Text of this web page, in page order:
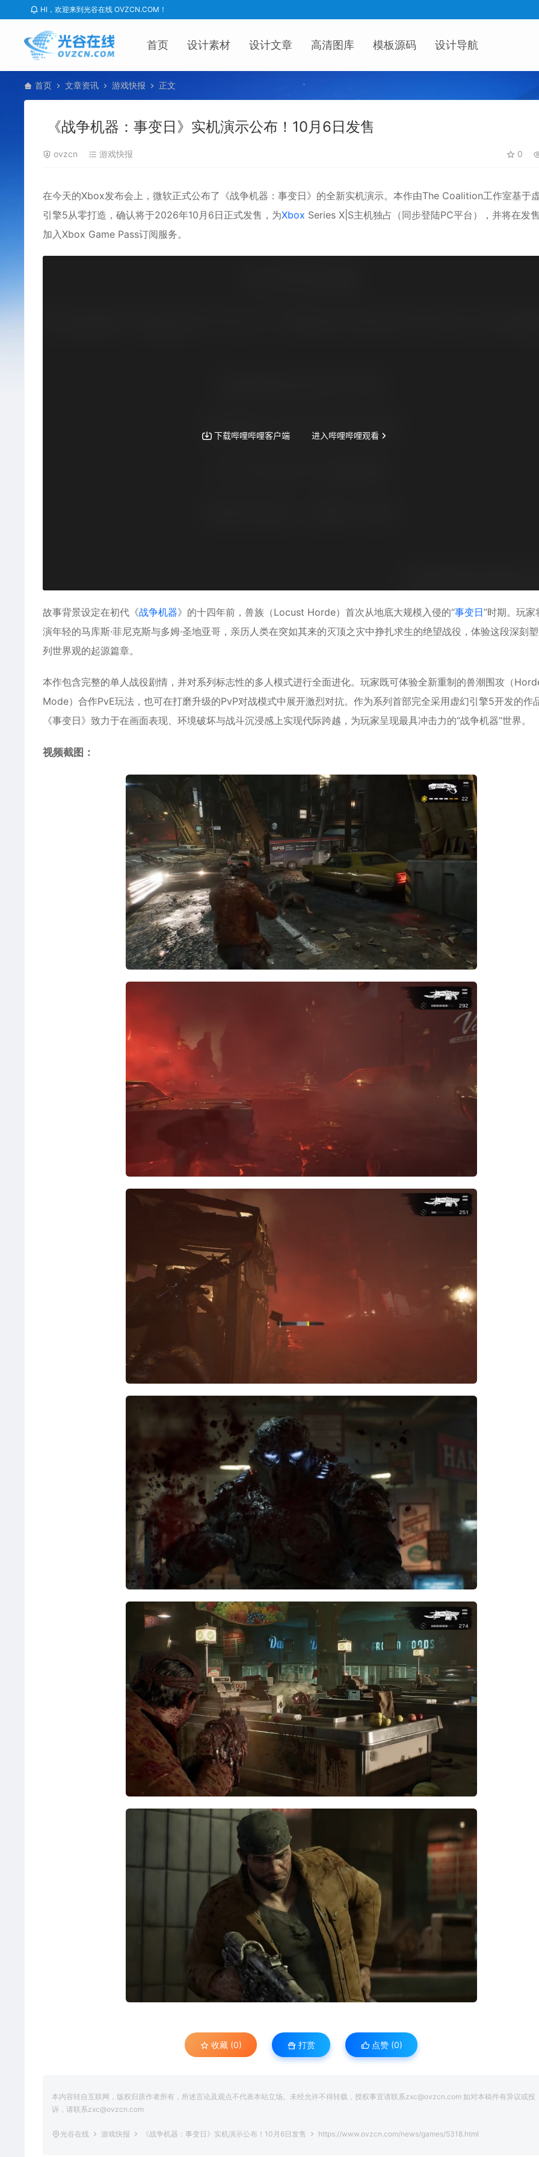
HI，欢迎来到光谷在线 OVZCN.COM！
首页 设计素材 设计文章 高清图库 模板源码 设计导航
首页 文章资讯 游戏快报 正文
《战争机器：事变日》实机演示公布！10月6日发售
ovzcn 游戏快报 0
在今天的Xbox发布会上，微软正式公布了《战争机器 ： 事变日 》的全新实机演示。本作由The Coalition工作室基于
引擎5从零打造，确认将于2026年10月6日正式发售，为Xbox Series X|S主机独占（同步登陆PC平台），并将在发
加入Xbox Game Pass订阅服务。
故事背景设定在初代《战争机器》的十四年前，兽族（Locust Horde）首次从地底大规模入侵的“事变日”时期。玩家
演年轻的马库斯·菲尼克斯与多姆·圣地亚哥，亲历人类在突如其来的灭顶之灾中挣扎求生的绝望战役，体验这段深刻
列世界观的起源篇章。
本作包含完整的单人战役剧情，并对系列标志性的多人模式进行全面进化。玩家既可体验全新重制的兽潮围攻（
Mode）合作PvE玩法，也可在打磨升级的PvP对战模式中展开激烈对抗。作为系列首部完全采用虚幻引擎5开发的作
《事变日》致力于在画面表现、环境破坏与战斗沉浸感上实现代际跨越，为玩家呈现最具冲击力的“战争机器”世界。
视频截图：
收藏 (0) 打赏 点赞 (0)
本内容转自互联网，版权归原作者所有，所述言论及观点不代表本站立场。未经允许不得转载，授权事宜请联系zxc@ovzcn.com 如对本稿件有异议或投
诉，请联系zxc@ovzcn.com
光谷在线 游戏快报 《战争机器：事变日》实机演示公布！10月6日发售 https://www.ovzcn.com/news/games/5318.html